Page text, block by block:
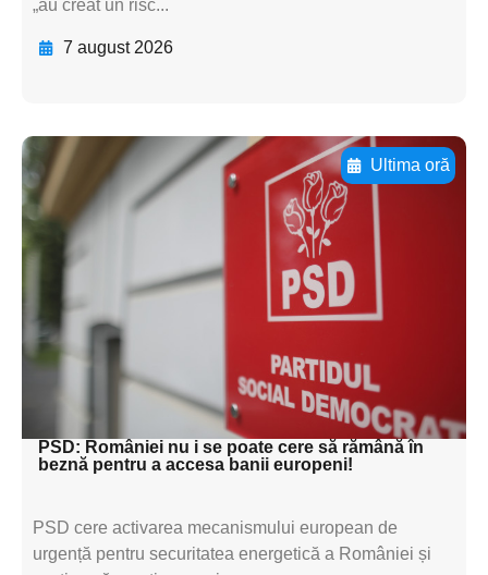
„au creat un risc...
7 august 2026
Ultima oră
Adaugă aici textul pentru
subtitluAdaugă aici
textul pentru
subtitluAdaugă aici
textul pentru
subtitluAdaugă aici
textul pentru subti
PSD: României nu i se poate cere să rămână în
beznă pentru a accesa banii europeni!
PSD cere activarea mecanismului european de
urgență pentru securitatea energetică a României și